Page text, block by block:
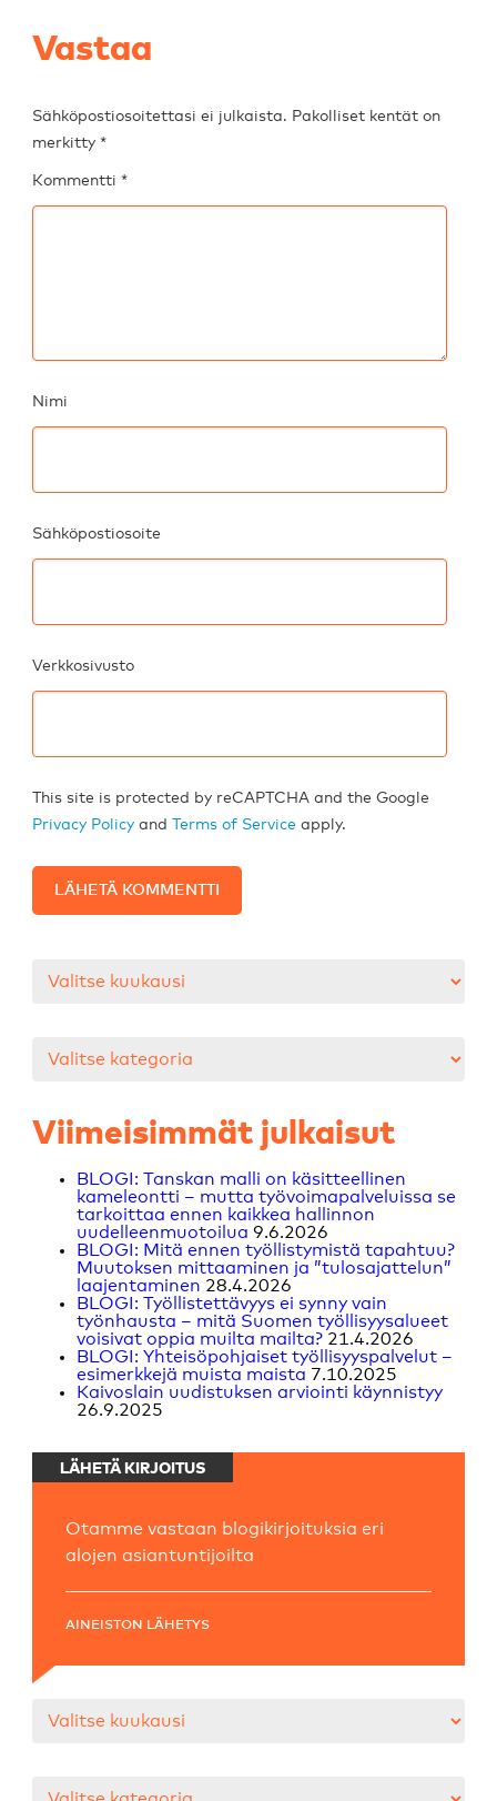
Vastaa
Sähköpostiosoitettasi ei julkaista. Pakolliset kentät on
merkitty *
Kommentti *
Nimi
Sähköpostiosoite
Verkkosivusto
This site is protected by reCAPTCHA and the Google
Privacy Policy andTerms of Service apply.
Viimeisimmät julkaisut
BLOGI: Tanskan malli on käsitteellinen
kameleontti – mutta työvoimapalveluissa se
tarkoittaa ennen kaikkea hallinnon
uudelleenmuotoilua 9.6.2026
BLOGI: Mitä ennen työllistymistä tapahtuu?
Muutoksen mittaaminen ja ”tulosajattelun”
laajentaminen 28.4.2026
BLOGI: Työllistettävyys ei synny vain
työnhausta – mitä Suomen työllisyysalueet
voisivat oppia muilta mailta? 21.4.2026
BLOGI: Yhteisöpohjaiset työllisyyspalvelut –
esimerkkejä muista maista 7.10.2025
Kaivoslain uudistuksen arviointi käynnistyy
26.9.2025
LÄHETÄ KIRJOITUS
Otamme vastaan blogikirjoituksia eri
alojen asiantuntijoilta
AINEISTON LÄHETYS